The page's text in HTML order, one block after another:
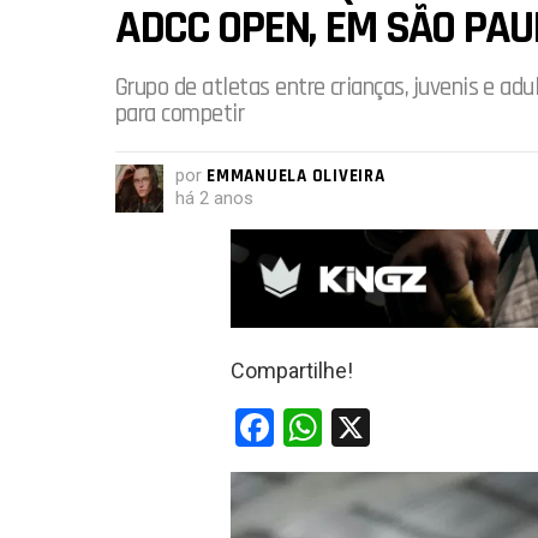
ADCC OPEN, EM SÃO
Grupo de atletas entre crianças, juvenis e
para competir
por EMMANUELA OLIVEIRA
há 2 anos
Compartilhe!
F
a
ce
W
h
at